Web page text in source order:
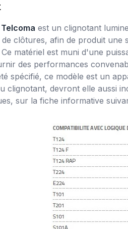
est un clignotant
clôtures, afin de produit
matériel est muni d'une
des performances
spécifié, ce modèle est un
clignotant, devront elle aussi
sur la fiche informative